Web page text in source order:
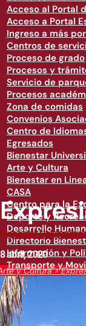
Acceso al Portal
Acceso a Portal
Ingreso a más
Centros de
Proceso de grado
Procesos y
Servicio de
Procesos
Zona de comidas
Convenios
Centro de
Egresados
Bienestar
Arte y Cultura
Bienestar en
CASA
Centro para la
Deporte y
Desarrollo
Directorio
Información y
Transporte y
y Cultura>
Bienestar
8 abril, 2020